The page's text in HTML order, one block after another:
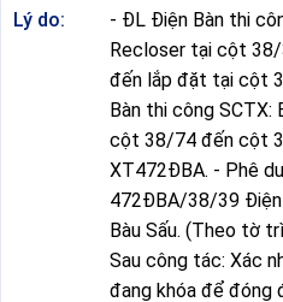
Lý do:
- ĐL Điện Bàn thi
Recloser tại cột
đến lắp đặt tại cột
Bàn thi công
cột 38/74 đến cột
XT472ĐBA. - Phê
472ĐBA/38/39
Bàu Sấu. (Theo tờ
Sau công tác: Xác
đang khóa để đóng